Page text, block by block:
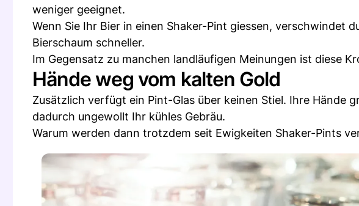
weniger geeignet.
Wenn Sie Ihr Bier in einen Shaker-Pint giessen, verschwindet
Bierschaum schneller.
Im Gegensatz zu manchen landläufigen Meinungen ist diese
Hände weg vom kalten Gold
Zusätzlich verfügt ein Pint-Glas über keinen Stiel. Ihre Hände
dadurch ungewollt Ihr kühles Gebräu.
Warum werden dann trotzdem seit Ewigkeiten Shaker-Pints